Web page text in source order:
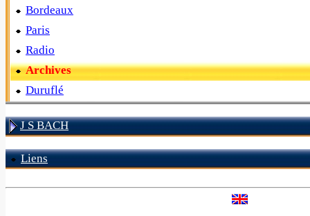
Bordeaux
Paris
Radio
Archives
Duruflé
J S BACH
Liens